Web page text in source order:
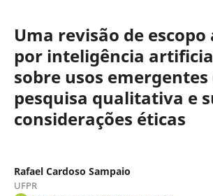
Uma revisão de escopo
por inteligência
sobre usos emergentes
pesquisa qualitativa e
considerações éticas
Rafael Cardoso Sampaio
UFPR